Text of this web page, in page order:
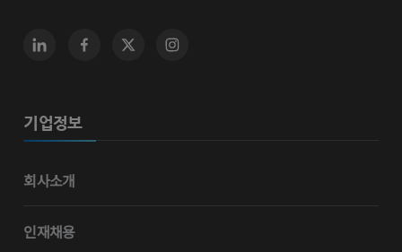
기업정보
회사소개
인재채용